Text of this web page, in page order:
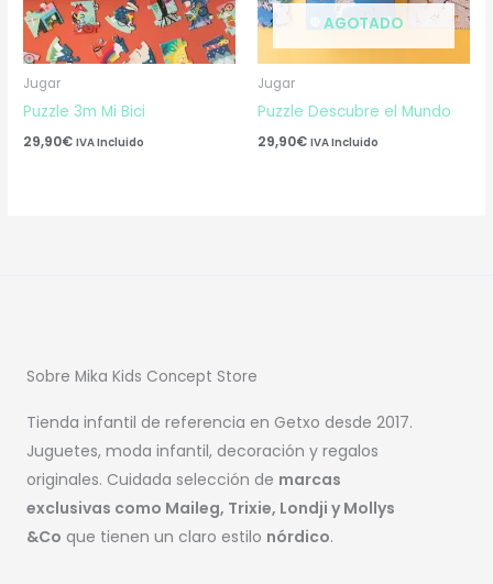
Jugar
Puzzle 3m Mi Bici
29,90€ IVA Incluido
AGOTADO
Jugar
Puzzle Descubre el Mundo
29,90€ IVA Incluido
Sobre Mika Kids Concept Store
Tienda infantil de referencia en Getxo desde 2017.
Juguetes, moda infantil, decoración y regalos
originales. Cuidada selección de marcas
exclusivas como Maileg, Trixie, Londji y Mollys
&Co que tienen un claro estilo nórdico.